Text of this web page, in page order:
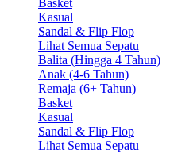
Basket
Kasual
Sandal & Flip Flop
Lihat Semua Sepatu
Balita (Hingga 4 Tahun)
Anak (4-6 Tahun)
Remaja (6+ Tahun)
Basket
Kasual
Sandal & Flip Flop
Lihat Semua Sepatu